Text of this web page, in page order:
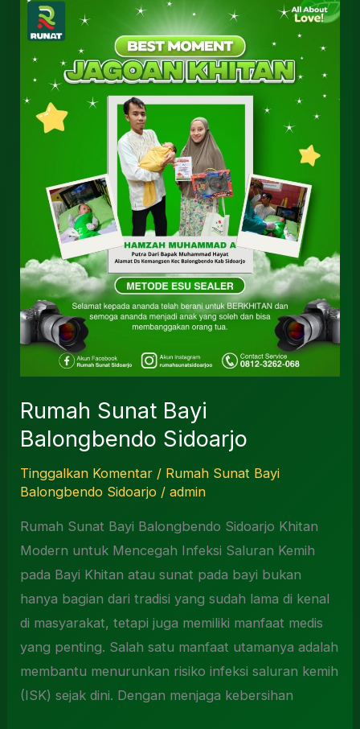
Rumah Sunat Bayi
Balongbendo Sidoarjo
Tinggalkan Komentar / Rumah Sunat Bayi
Balongbendo Sidoarjo /admin
Rumah Sunat Bayi Balongbendo Sidoarjo Khitan
Modern untuk Mencegah Infeksi Saluran Kemih
pada Bayi Khitan atau sunat pada bayi bukan
hanya bagian dari tradisi yang sudah lama di kenal
di masyarakat, tetapi juga memiliki manfaat medis
yang penting. Salah satu manfaat utamanya adalah
membantu menurunkan risiko infeksi saluran kemih
(ISK) sejak dini. Dengan menjaga kebersihan
Rumah
Sunat
Bayi
Balongbendo
Sidoarjo